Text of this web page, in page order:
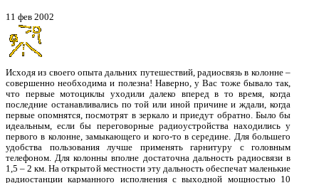
11 фев 2002
Исходя из своего опыта дальних путешествий, радиосвязь в колонне –
совершенно необходима и полезна! Наверно, у Вас тоже бывало так,
что первые мотоциклы уходили далеко вперед в то время, когда
последние останавливались по той или иной причине и ждали, когда
первые опомнятся, посмотрят в зеркало и приедут обратно. Было бы
идеальным, если бы переговорные радиоустройства находились у
первого в колонне, замыкающего и кого-то в середине. Для большего
удобства пользования лучше применять гарнитуру с головным
телефоном. Для колонны вполне достаточна дальность радиосвязи в
1,5 – 2 км. На открытой местности эту дальность обеспечат маленькие
радиостанции карманного исполнения с выходной мощностью 10